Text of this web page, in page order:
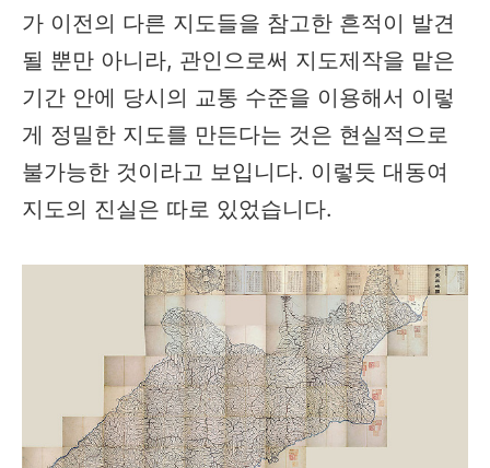
가 이전의 다른 지도들을 참고한 흔적이 발견
될 뿐만 아니라, 관인으로써 지도제작을 맡은
기간 안에 당시의 교통 수준을 이용해서 이렇
게 정밀한 지도를 만든다는 것은 현실적으로
불가능한 것이라고 보입니다. 이렇듯 대동여
지도의 진실은 따로 있었습니다.